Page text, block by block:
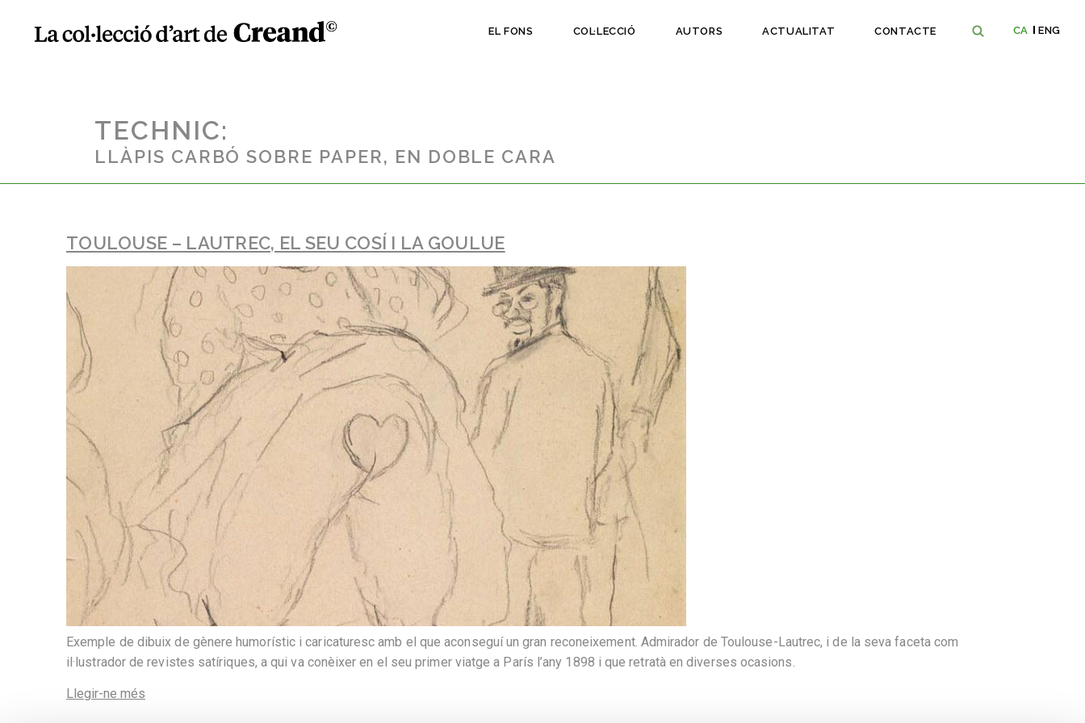
EL FONS COL·LECCIÓ AUTORS ACTUALITAT CONTACTE CA ENG
TECHNIC:
LLÀPIS CARBÓ SOBRE PAPER, EN DOBLE CARA
TOULOUSE – LAUTREC, EL SEU COSÍ I LA GOULUE
Exemple de dibuix de gènere humorístic i caricaturesc amb el que aconseguí un gran reconeixement. Admirador de Toulouse-Lautrec, i de la seva faceta com
il·lustrador de revistes satíriques, a qui va conèixer en el seu primer viatge a París l’any 1898 i que retratà en diverses ocasions.
Llegir-ne més